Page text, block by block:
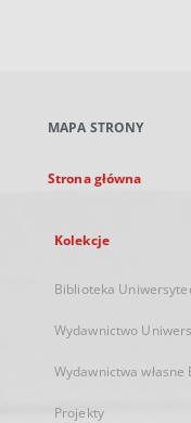
karcie
MAPA STRONY
Strona główna
Kolekcje
Biblioteka
Wydawnictwo
Wydawnictwa
Projekty